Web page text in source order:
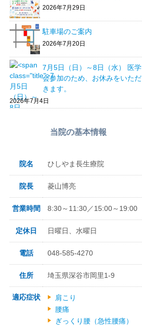
2026年7月29日
駐車場のご案内
2026年7月20日
7月5日（日）～8日（水） 医学
会参加のため、お休みをいただ
きます。
2026年7月4日
当院の基本情報
院名 ひしやま長生療院
院長 菱山博亮
営業時間 8:30～11:30／15:00～19:00
定休日 日曜日、水曜日
電話 048-585-4270
住所 埼玉県深谷市岡里1-9
適応症状
肩こり
腰痛
ぎっくり腰（急性腰痛）